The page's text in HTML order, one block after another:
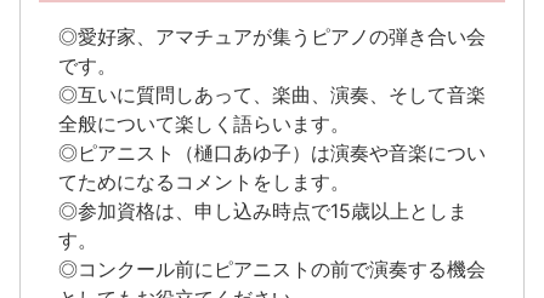
◎愛好家、アマチュアが集うピアノの弾き合い会
です。
◎互いに質問しあって、楽曲、演奏、そして音楽
全般について楽しく語らいます。
◎ピアニスト（樋口あゆ子）は演奏や音楽につい
てためになるコメントをします。
◎参加資格は、申し込み時点で15歳以上としま
す。
◎コンクール前にピアニストの前で演奏する機会